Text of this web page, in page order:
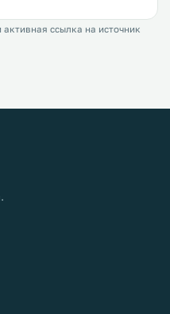
ссылка на источник